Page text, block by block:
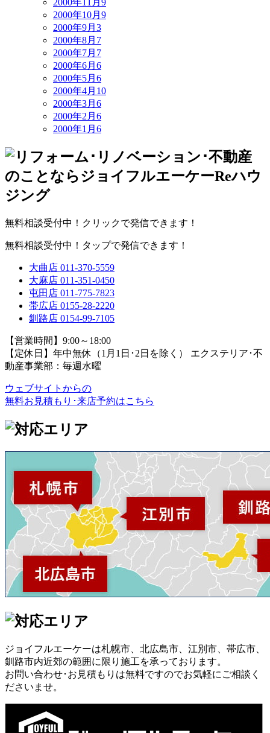
2000年10月 9
2000年9月 3
2000年8月 7
2000年7月 7
2000年6月 6
2000年5月 6
2000年4月 10
2000年3月 6
2000年2月 6
2000年1月 6
無料相談受付中！クリックで発信できます！
無料相談受付中！タップで発信できます！
大曲店 011-370-5559
大麻店 011-351-0450
屯田店 011-775-7823
帯広店 0155-28-2220
釧路店 0154-99-7105
【営業時間】9:00～18:00
【定休日】年中無休（1月1日･2日を除く） エクステリア･不
動産事業部：毎週水曜
ウェブサイトからの
無料お見積もり･来店予約はこちら
ジョイフルエーケーは札幌市、北広島市、江別市、帯広市、
釧路市内近郊の範囲に限り施工を承っております。
お問い合わせ･お見積もりは無料ですのでお気軽にご相談く
ださいませ。